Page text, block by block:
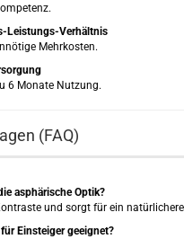
Leistungs-Verhältnis
Mehrkosten.
6 Monate Nutzung.
(FAQ)
asphärische Optik?
und sorgt für ein
Einsteiger geeignet?